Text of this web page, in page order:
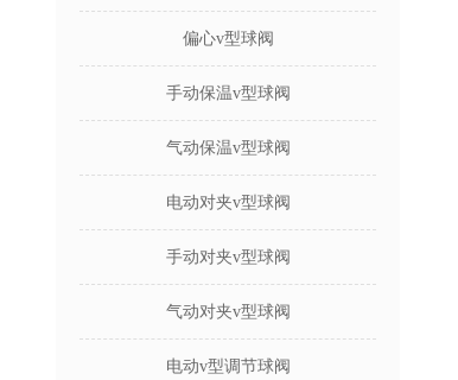
偏心v型球阀
手动保温v型球阀
气动保温v型球阀
电动对夹v型球阀
手动对夹v型球阀
气动对夹v型球阀
电动v型调节球阀